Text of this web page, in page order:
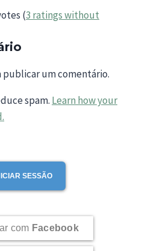
(3 ratings without
publicar um comentário.
spam. Learn how your
SESSÃO
com Facebook